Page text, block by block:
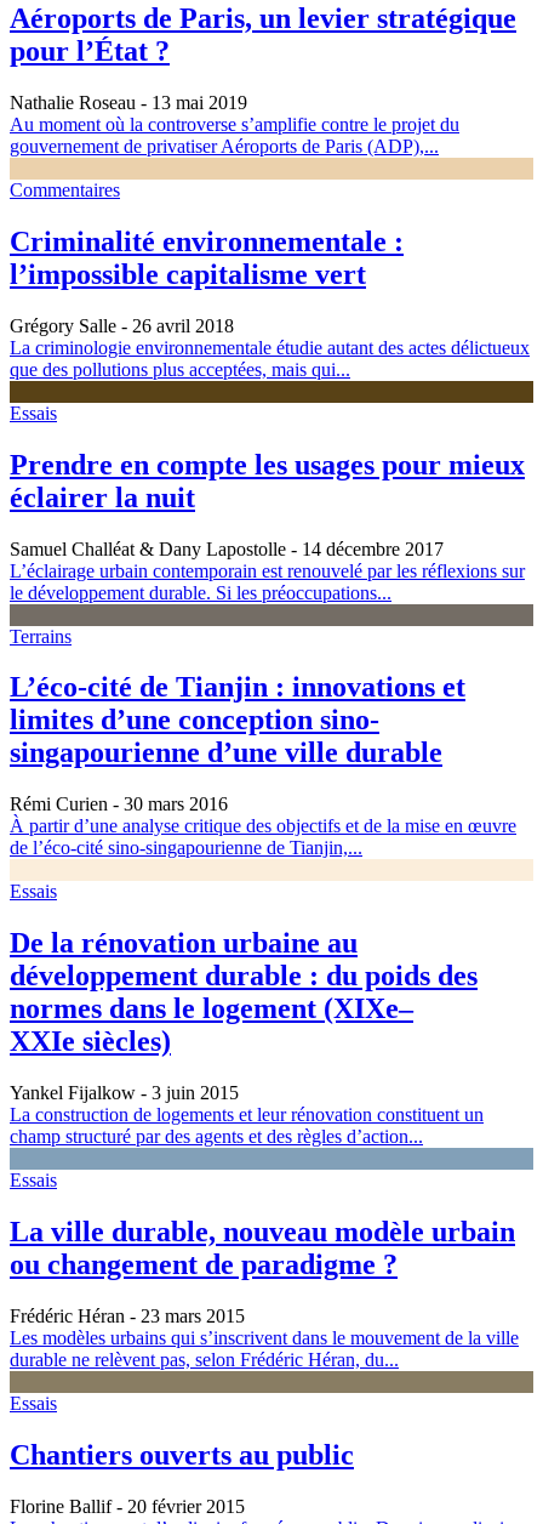
Aéroports de Paris, un levier stratégique
pour l’État ?
Nathalie Roseau - 13 mai 2019
Au moment où la controverse s’amplifie contre le projet du
gouvernement de privatiser Aéroports de Paris (ADP),...
Commentaires
Criminalité environnementale :
l’impossible capitalisme vert
Grégory Salle - 26 avril 2018
La criminologie environnementale étudie autant des actes délictueux
que des pollutions plus acceptées, mais qui...
Essais
Prendre en compte les usages pour mieux
éclairer la nuit
Samuel Challéat & Dany Lapostolle - 14 décembre 2017
L’éclairage urbain contemporain est renouvelé par les réflexions sur
le développement durable. Si les préoccupations...
Terrains
L’éco-cité de Tianjin : innovations et
limites d’une conception sino-
singapourienne d’une ville durable
Rémi Curien - 30 mars 2016
À partir d’une analyse critique des objectifs et de la mise en œuvre
de l’éco-cité sino-singapourienne de Tianjin,...
Essais
De la rénovation urbaine au
développement durable : du poids des
normes dans le logement (XIXe–
XXIe siècles)
Yankel Fijalkow - 3 juin 2015
La construction de logements et leur rénovation constituent un
champ structuré par des agents et des règles d’action...
Essais
La ville durable, nouveau modèle urbain
ou changement de paradigme ?
Frédéric Héran - 23 mars 2015
Les modèles urbains qui s’inscrivent dans le mouvement de la ville
durable ne relèvent pas, selon Frédéric Héran, du...
Essais
Chantiers ouverts au public
Florine Ballif- 20 février 2015